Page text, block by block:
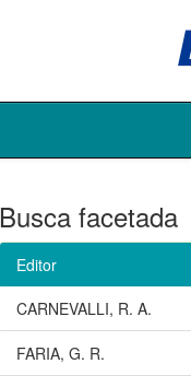
Busca facetada
Editor
CARNEVALLI, R. A.
FARIA, G. R.